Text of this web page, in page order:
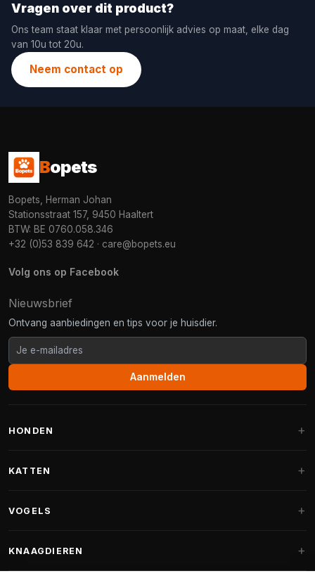
Vragen over dit product?
Ons team staat klaar met persoonlijk advies op maat, elke dag
van 10u tot 20u.
Neem contact op
Bopets
Bopets, Herman Johan
Stationsstraat 157, 9450 Haaltert
BTW: BE 0760.058.346
+32 (0)53 839 642 · care@bopets.eu
Volg ons op Facebook
Nieuwsbrief
Ontvang aanbiedingen en tips voor je huisdier.
Aanmelden
HONDEN
Fantail hondenmanden
KATTEN
Krabpalen voor Maine Coon
VOGELS
Vogelvoer binnenvogels
KNAAGDIEREN